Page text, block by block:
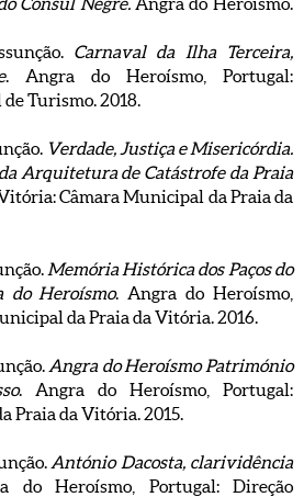
Carnaval da Ilha Terceira,
. Angra do Heroísmo, Portugal:
de Turismo. 2018.
Verdade, Justiça e Misericórdia.
Arquitetura de Catástrofe da Praia
Câmara Municipal da Praia da
Memória Histórica dos Paços do
do Heroísmo. Angra do Heroísmo,
da Praia da Vitória. 2016.
Angra do Heroísmo Património
. Angra do Heroísmo, Portugal:
Praia da Vitória. 2015.
António Dacosta, clarividência
do Heroísmo, Portugal: Direção